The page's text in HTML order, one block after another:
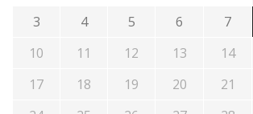
3
4 5 6 7
10
11 12 13 14
17
18 19 20 21